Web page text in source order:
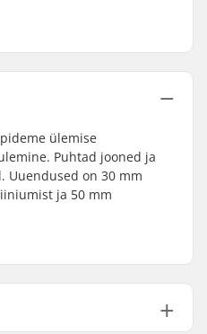
ülemise
Puhtad jooned ja
Uuendused on 30 mm
ja 50 mm